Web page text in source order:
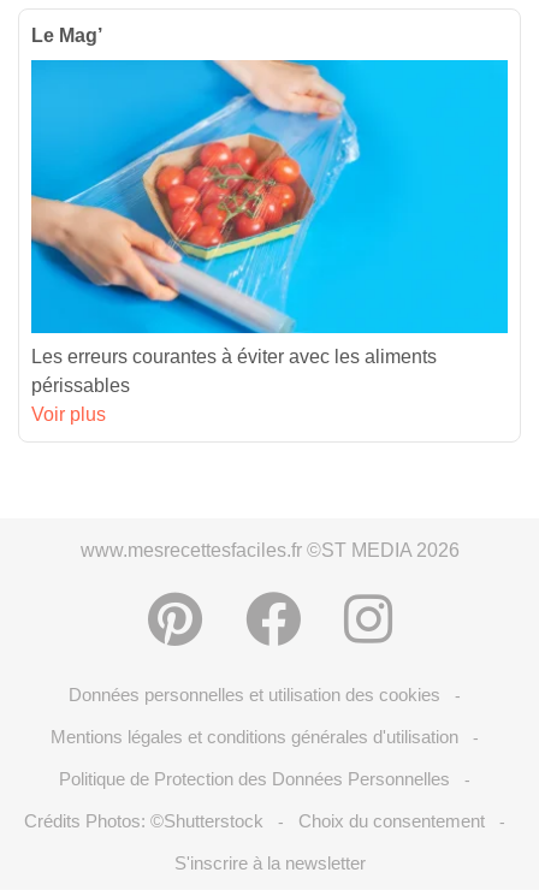
Le Mag’
Les erreurs courantes à éviter avec les aliments
périssables
Voir plus
www.mesrecettesfaciles.fr ©ST MEDIA 2026
Données personnelles et utilisation des cookies -
Mentions légales et conditions générales d'utilisation -
Politique de Protection des Données Personnelles -
Crédits Photos: ©Shutterstock - Choix du consentement -
S'inscrire à la newsletter